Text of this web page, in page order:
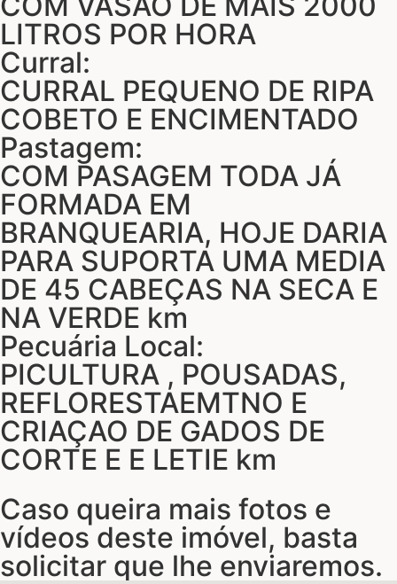
LITROS POR HORA
Curral:
CURRAL PEQUENO DE RIPA
COBETO E ENCIMENTADO
Pastagem:
COM PASAGEM TODA JÁ
FORMADA EM
BRANQUEARIA, HOJE DARIA
PARA SUPORTA UMA MEDIA
DE 45 CABEÇAS NA SECA E
NA VERDE km
Pecuária Local:
PICULTURA , POUSADAS,
REFLORESTAEMTNO E
CRIAÇAO DE GADOS DE
CORTE E E LETIE km
Caso queira mais fotos e
vídeos deste imóvel, basta
solicitar que lhe enviaremos.